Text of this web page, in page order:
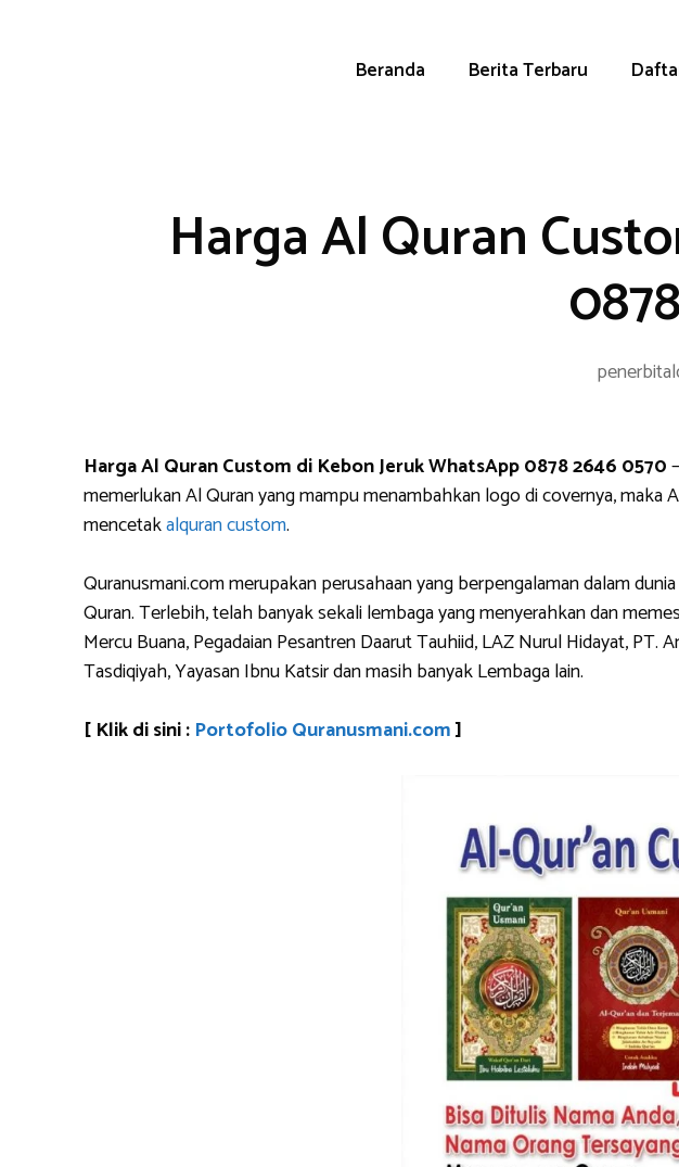
Beranda Berita Terbaru
Harga Al Quran
Harga Al Quran Custom di Kebon Jeruk WhatsApp 0878 2646 0570
memerlukan Al Quran yang mampu menambahkan logo di covernya,
mencetakalquran custom.
Quranusmani.com merupakan perusahaan yang berpengalaman dalam
Quran. Terlebih, telah banyak sekali lembaga yang menyerahkan dan
Mercu Buana, Pegadaian Pesantren Daarut Tauhiid, LAZ Nurul Hidayat,
Tasdiqiyah, Yayasan Ibnu Katsir dan masih banyak Lembaga lain.
[ Klik di sini : Portofolio Quranusmani.com]